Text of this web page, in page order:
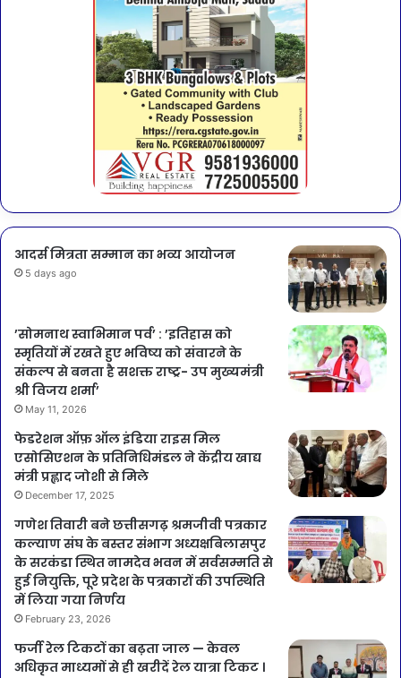
आदर्स मित्रता सम्मान का भव्य आयोजन
5 days ago
’सोमनाथ स्वाभिमान पर्व’ : ’इतिहास को
स्मृतियों में रखते हुए भविष्य को संवारने के
संकल्प से बनता है सशक्त राष्ट्र- उप मुख्यमंत्री
श्री विजय शर्मा’
May 11, 2026
फेडरेशन ऑफ़ ऑल इंडिया राइस मिल
एसोसिएशन के प्रतिनिधिमंडल ने केंद्रीय खाद्य
मंत्री प्रह्लाद जोशी से मिले
December 17, 2025
गणेश तिवारी बने छत्तीसगढ़ श्रमजीवी पत्रकार
कल्याण संघ के बस्तर संभाग अध्यक्षबिलासपुर
के सरकंडा स्थित नामदेव भवन में सर्वसम्मति से
हुई नियुक्ति, पूरे प्रदेश के पत्रकारों की उपस्थिति
में लिया गया निर्णय
February 23, 2026
फर्जी रेल टिकटों का बढ़ता जाल — केवल
अधिकृत माध्यमों से ही खरीदें रेल यात्रा टिकट ।